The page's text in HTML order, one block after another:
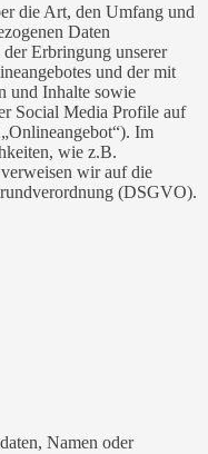
die Art, den Umfang und
Daten
Erbringung unserer
und der mit
und Inhalte sowie
Social Media Profile auf
Im
wie z.B.
wir auf die
(DSGVO).
Namen oder